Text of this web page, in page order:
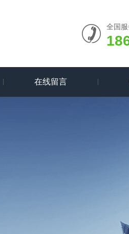
全国
在线留言